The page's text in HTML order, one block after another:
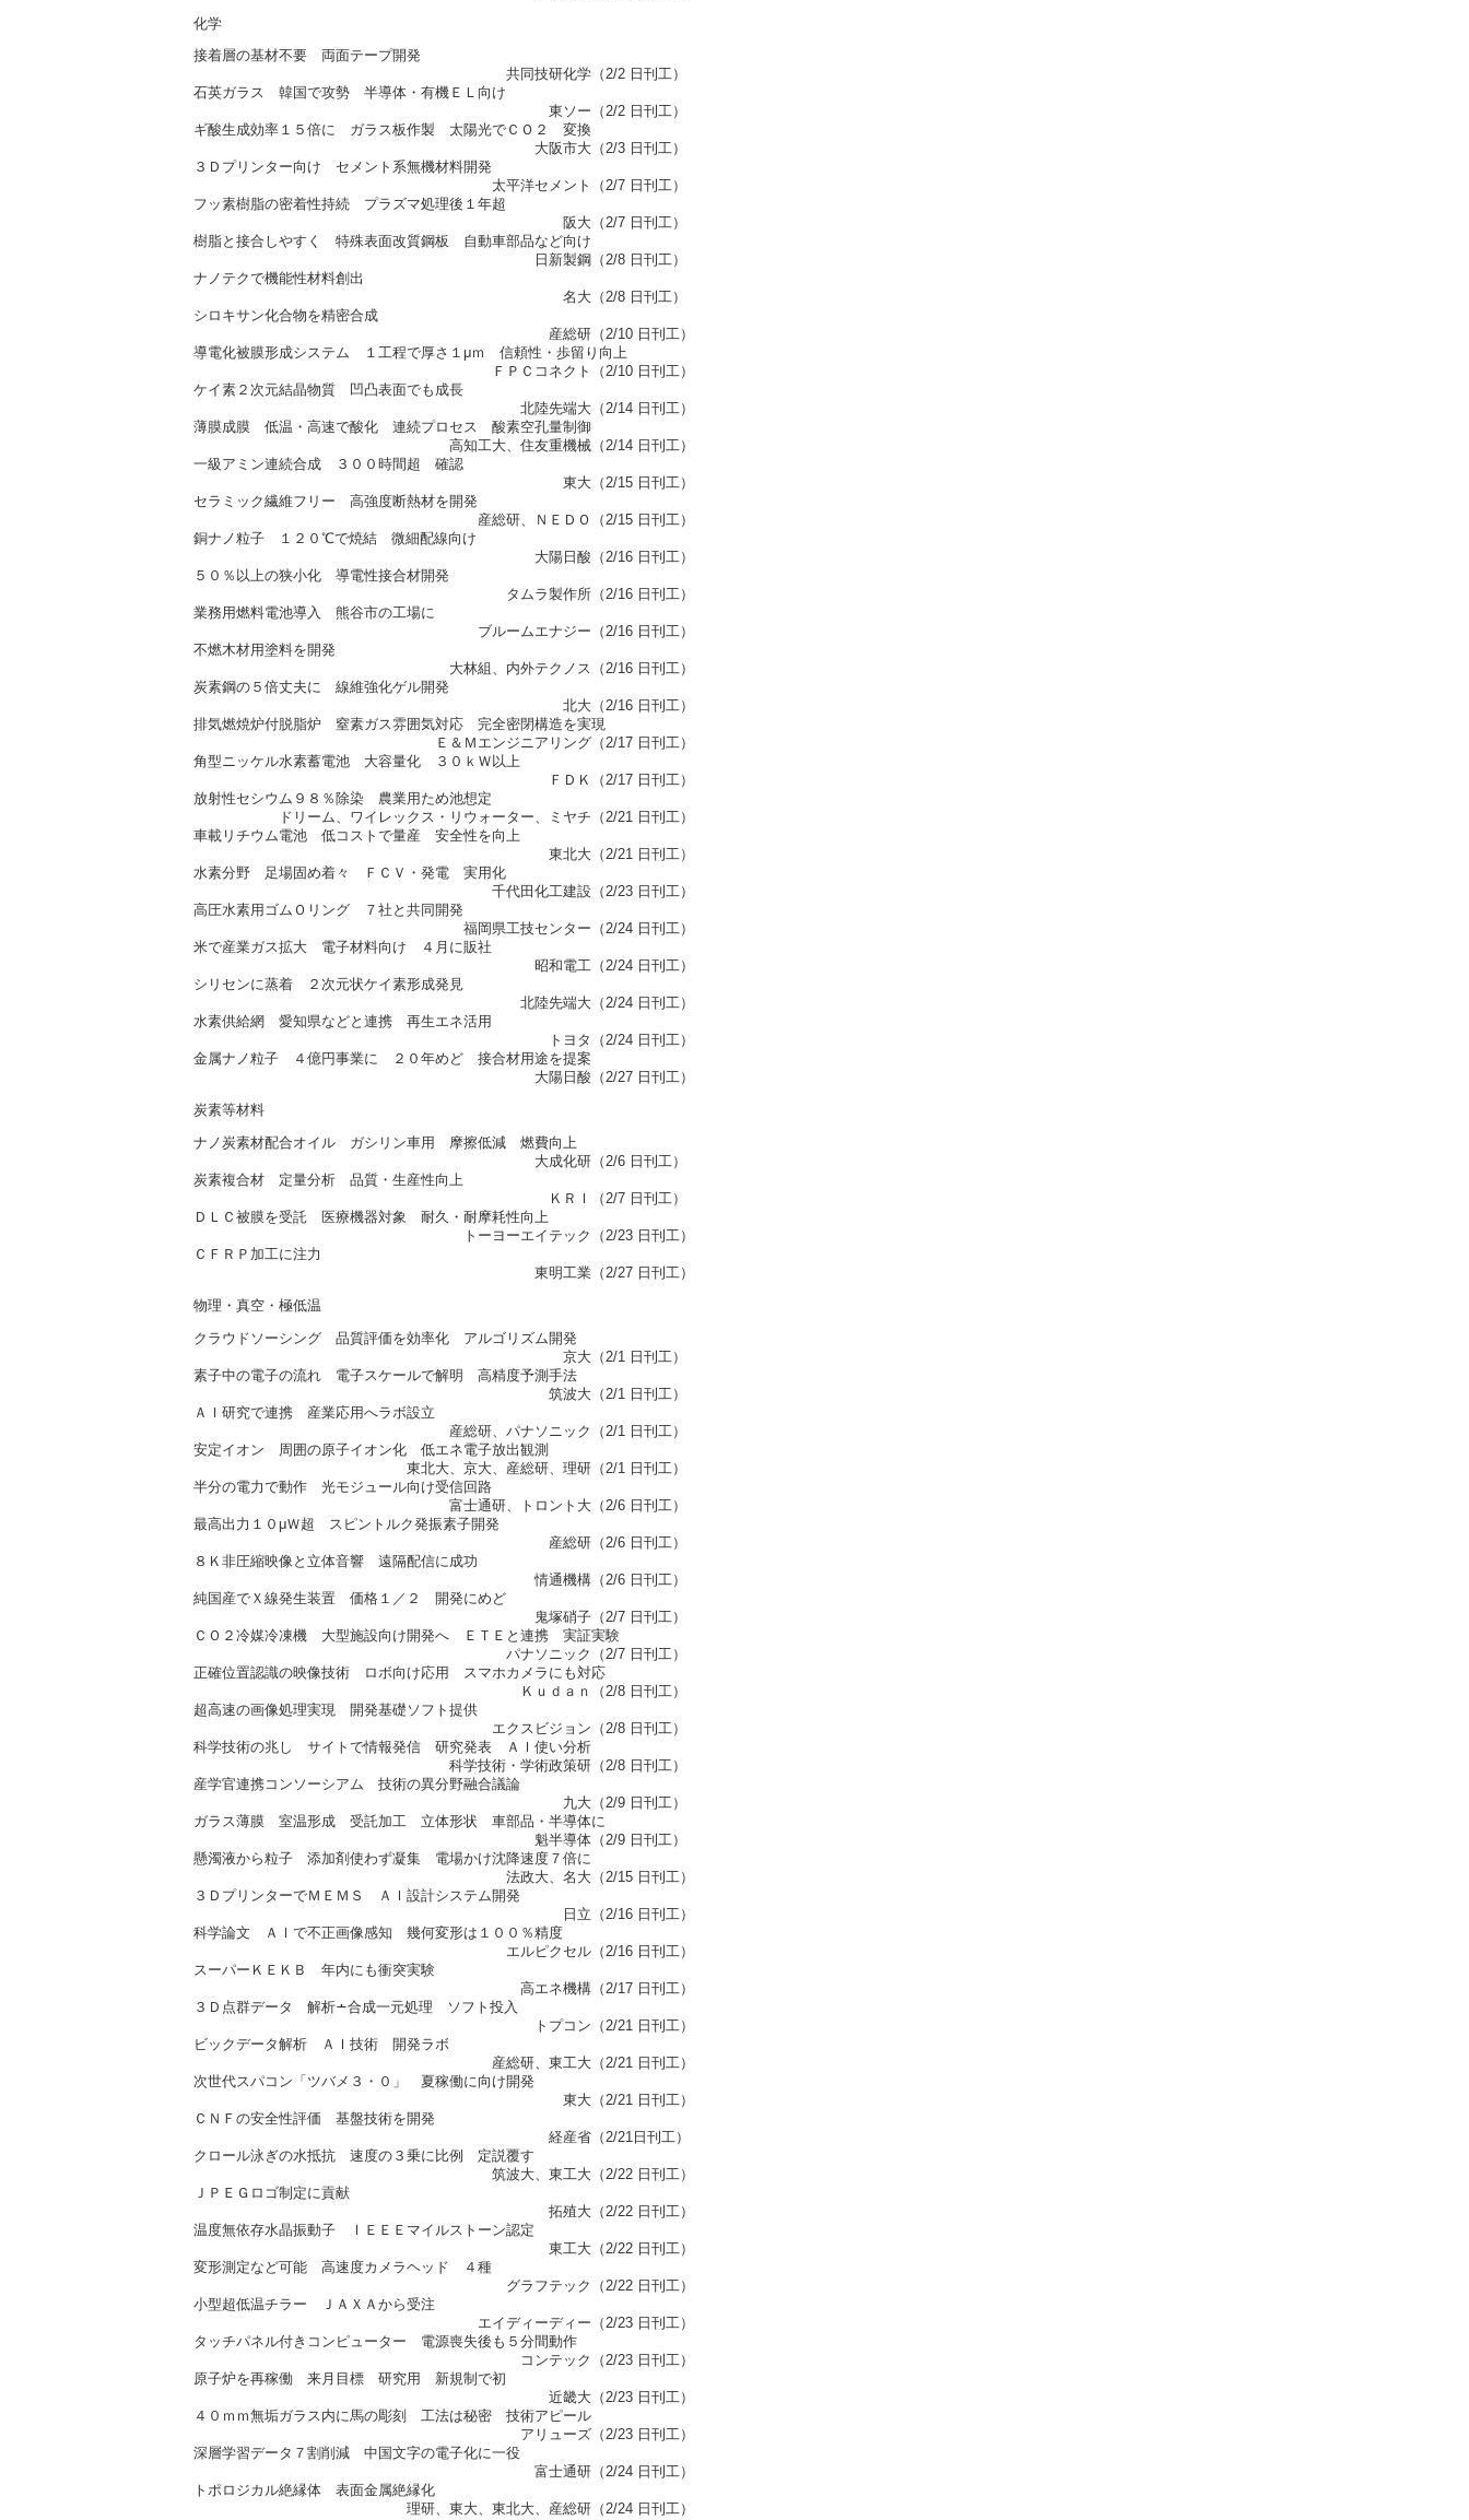
化学
接着層の基材不要 両面テープ開発
共同技研化学（2/2 日刊工）
石英ガラス 韓国で攻勢 半導体・有機ＥＬ向け
東ソー（2/2 日刊工）
ギ酸生成効率１５倍に ガラス板作製 太陽光でＣＯ２ 変換
大阪市大（2/3 日刊工）
３Ｄプリンター向け セメント系無機材料開発
太平洋セメント（2/7 日刊工）
フッ素樹脂の密着性持続 プラズマ処理後１年超
阪大（2/7 日刊工）
樹脂と接合しやすく 特殊表面改質鋼板 自動車部品など向け
日新製鋼（2/8 日刊工）
ナノテクで機能性材料創出
名大（2/8 日刊工）
シロキサン化合物を精密合成
産総研（2/10 日刊工）
導電化被膜形成システム １工程で厚さ１μｍ 信頼性・歩留り向上
ＦＰＣコネクト（2/10 日刊工）
ケイ素２次元結晶物質 凹凸表面でも成長
北陸先端大（2/14 日刊工）
薄膜成膜 低温・高速で酸化 連続プロセス 酸素空孔量制御
高知工大、住友重機械（2/14 日刊工）
一級アミン連続合成 ３００時間超 確認
東大（2/15 日刊工）
セラミック繊維フリー 高強度断熱材を開発
産総研、ＮＥＤＯ（2/15 日刊工）
銅ナノ粒子 １２０℃で焼結 微細配線向け
大陽日酸（2/16 日刊工）
５０％以上の狭小化 導電性接合材開発
タムラ製作所（2/16 日刊工）
業務用燃料電池導入 熊谷市の工場に
ブルームエナジー（2/16 日刊工）
不燃木材用塗料を開発
大林組、内外テクノス（2/16 日刊工）
炭素鋼の５倍丈夫に 線維強化ゲル開発
北大（2/16 日刊工）
排気燃焼炉付脱脂炉 窒素ガス雰囲気対応 完全密閉構造を実現
Ｅ＆Ｍエンジニアリング（2/17 日刊工）
角型ニッケル水素蓄電池 大容量化 ３０ｋＷ以上
ＦＤＫ（2/17 日刊工）
放射性セシウム９８％除染 農業用ため池想定
ドリーム、ワイレックス・リウォーター、ミヤチ（2/21 日刊工）
車載リチウム電池 低コストで量産 安全性を向上
東北大（2/21 日刊工）
水素分野 足場固め着々 ＦＣＶ・発電 実用化
千代田化工建設（2/23 日刊工）
高圧水素用ゴムＯリング ７社と共同開発
福岡県工技センター（2/24 日刊工）
米で産業ガス拡大 電子材料向け ４月に販社
昭和電工（2/24 日刊工）
シリセンに蒸着 ２次元状ケイ素形成発見
北陸先端大（2/24 日刊工）
水素供給網 愛知県などと連携 再生エネ活用
トヨタ（2/24 日刊工）
金属ナノ粒子 ４億円事業に ２０年めど 接合材用途を提案
大陽日酸（2/27 日刊工）
炭素等材料
ナノ炭素材配合オイル ガシリン車用 摩擦低減 燃費向上
大成化研（2/6 日刊工）
炭素複合材 定量分析 品質・生産性向上
ＫＲＩ（2/7 日刊工）
ＤＬＣ被膜を受託 医療機器対象 耐久・耐摩耗性向上
トーヨーエイテック（2/23 日刊工）
ＣＦＲＰ加工に注力
東明工業（2/27 日刊工）
物理・真空・極低温
クラウドソーシング 品質評価を効率化 アルゴリズム開発
京大（2/1 日刊工）
素子中の電子の流れ 電子スケールで解明 高精度予測手法
筑波大（2/1 日刊工）
ＡＩ研究で連携 産業応用へラボ設立
産総研、パナソニック（2/1 日刊工）
安定イオン 周囲の原子イオン化 低エネ電子放出観測
東北大、京大、産総研、理研（2/1 日刊工）
半分の電力で動作 光モジュール向け受信回路
富士通研、トロント大（2/6 日刊工）
最高出力１０μＷ超 スピントルク発振素子開発
産総研（2/6 日刊工）
８Ｋ非圧縮映像と立体音響 遠隔配信に成功
情通機構（2/6 日刊工）
純国産でＸ線発生装置 価格１／２ 開発にめど
鬼塚硝子（2/7 日刊工）
ＣＯ２冷媒冷凍機 大型施設向け開発へ ＥＴＥと連携 実証実験
パナソニック（2/7 日刊工）
正確位置認識の映像技術 ロボ向け応用 スマホカメラにも対応
Ｋｕｄａｎ（2/8 日刊工）
超高速の画像処理実現 開発基礎ソフト提供
エクスビジョン（2/8 日刊工）
科学技術の兆し サイトで情報発信 研究発表 ＡＩ使い分析
科学技術・学術政策研（2/8 日刊工）
産学官連携コンソーシアム 技術の異分野融合議論
九大（2/9 日刊工）
ガラス薄膜 室温形成 受託加工 立体形状 車部品・半導体に
魁半導体（2/9 日刊工）
懸濁液から粒子 添加剤使わず凝集 電場かけ沈降速度７倍に
法政大、名大（2/15 日刊工）
３ＤプリンターでＭＥＭＳ ＡＩ設計システム開発
日立（2/16 日刊工）
科学論文 ＡＩで不正画像感知 幾何変形は１００％精度
エルピクセル（2/16 日刊工）
スーパーＫＥＫＢ 年内にも衝突実験
高エネ機構（2/17 日刊工）
３Ｄ点群データ 解析∸合成一元処理 ソフト投入
トプコン（2/21 日刊工）
ビックデータ解析 ＡＩ技術 開発ラボ
産総研、東工大（2/21 日刊工）
次世代スパコン「ツバメ３・０」 夏稼働に向け開発
東大（2/21 日刊工）
ＣＮＦの安全性評価 基盤技術を開発
経産省（2/21日刊工）
クロール泳ぎの水抵抗 速度の３乗に比例 定説覆す
筑波大、東工大（2/22 日刊工）
ＪＰＥＧロゴ制定に貢献
拓殖大（2/22 日刊工）
温度無依存水晶振動子 ＩＥＥＥマイルストーン認定
東工大（2/22 日刊工）
変形測定など可能 高速度カメラヘッド ４種
グラフテック（2/22 日刊工）
小型超低温チラー ＪＡＸＡから受注
エイディーディー（2/23 日刊工）
タッチパネル付きコンピューター 電源喪失後も５分間動作
コンテック（2/23 日刊工）
原子炉を再稼働 来月目標 研究用 新規制で初
近畿大（2/23 日刊工）
４０ｍｍ無垢ガラス内に馬の彫刻 工法は秘密 技術アピール
アリューズ（2/23 日刊工）
深層学習データ７割削減 中国文字の電子化に一役
富士通研（2/24 日刊工）
トポロジカル絶縁体 表面金属絶縁化
理研、東大、東北大、産総研（2/24 日刊工）